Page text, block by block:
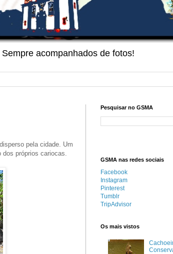
acompanhados de fotos!
pela cidade. Um
dos próprios cariocas.
Pesquisar no GSMA
GSMA nas redes sociais
Facebook
Instagram
Pinterest
Tumblr
TripAdvisor
Os mais vistos